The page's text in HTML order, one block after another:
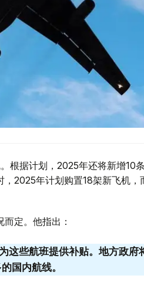
根据计划，2025年还将新增10
2025年计划购置18架新飞机
定。他指出：
这些航班提供补贴。地方政府
国内航线。